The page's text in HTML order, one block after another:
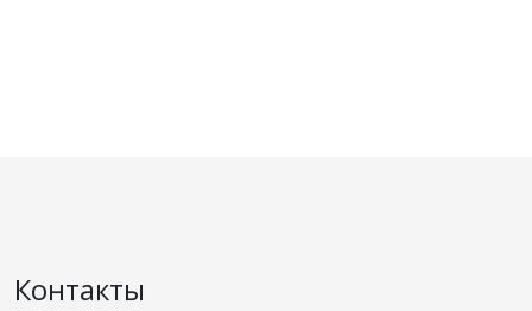
Контакты